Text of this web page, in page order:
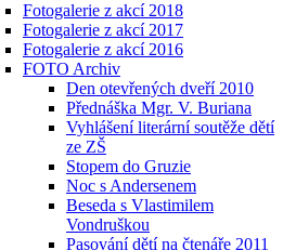
Fotogalerie z akcí 2018
Fotogalerie z akcí 2017
Fotogalerie z akcí 2016
FOTO Archiv
Den otevřených dveří 2010
Přednáška Mgr. V. Buriana
Vyhlášení literární soutěže dětí
ze ZŠ
Stopem do Gruzie
Noc s Andersenem
Beseda s Vlastimilem
Vondruškou
Pasování dětí na čtenáře 2011